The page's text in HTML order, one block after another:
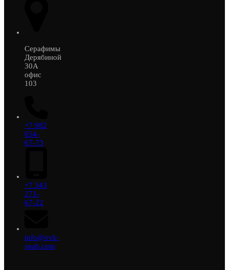
Серафимы
Дерябиной
30А
офис
103
+7 982
654-
67-73
+7 343
271-
67-22
info@ovk-
snab.com